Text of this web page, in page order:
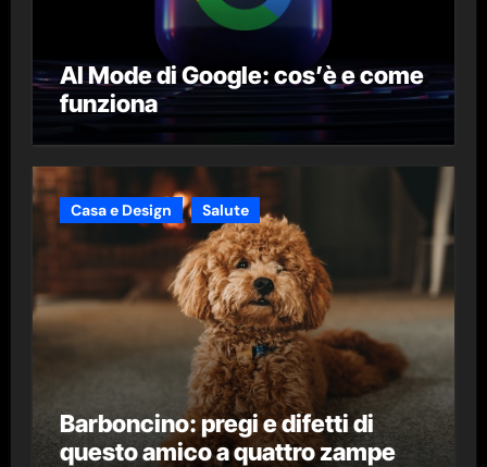
AI Mode di Google: cos’è e come
funziona
Casa e Design Salute
Barboncino: pregi e difetti di
questo amico a quattro zampe